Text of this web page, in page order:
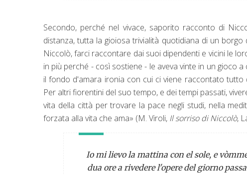
Secondo, perché nel vivace, saporito racconto di
distanza, tutta la gioiosa trivialità quotidiana di un
Niccolò, farci raccontare dai suoi dipendenti e vicini le
in più perché - così sostiene - le aveva vinte in un gioco
il fondo d'amara ironia con cui ci viene raccontato tutto
Per altri fiorentini del suo tempo, e dei tempi passati,
vita della città per trovare la pace negli studi, nella
forzata alla vita che ama» (M. Viroli, Il sorriso di Niccolò,
Io mi lievo la mattina con el sole, e
dua ore a rivedere l'opere del giorno